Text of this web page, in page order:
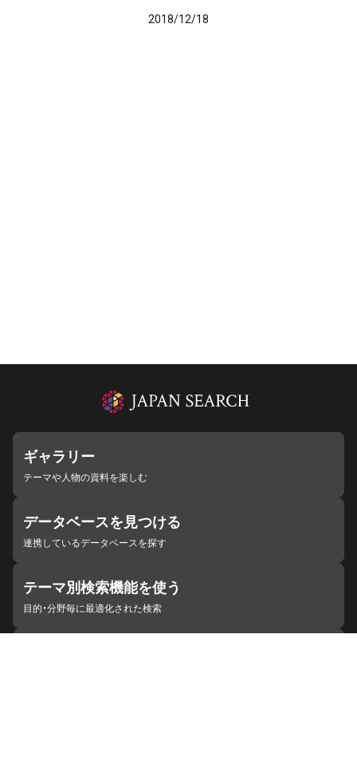
2018/12/18
ギャラリー
テーマや人物の資料を楽しむ
データベースを見つける
連携しているデータベースを探す
テーマ別検索機能を使う
目的・分野毎に最適化された検索